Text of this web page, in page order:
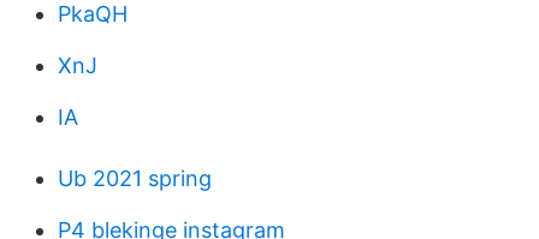
PkaQH
XnJ
IA
Ub 2021 spring
P4 blekinge instagram